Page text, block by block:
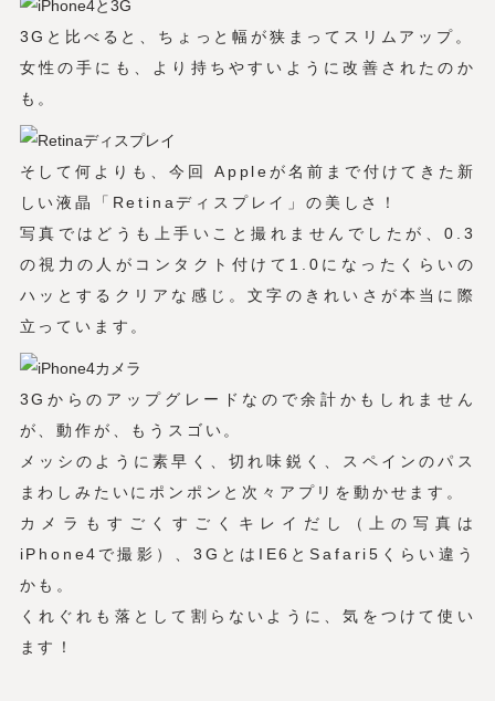
3Gと比べると、ちょっと幅が狭まってスリムアップ。
女性の手にも、より持ちやすいように改善されたのか
も。
そして何よりも、今回 Appleが名前まで付けてきた新
しい液晶「Retinaディスプレイ」の美しさ！
写真ではどうも上手いこと撮れませんでしたが、0.3
の視力の人がコンタクト付けて1.0になったくらいの
ハッとするクリアな感じ。文字のきれいさが本当に際
立っています。
3Gからのアップグレードなので余計かもしれません
が、動作が、もうスゴい。
メッシのように素早く、切れ味鋭く、スペインのパス
まわしみたいにポンポンと次々アプリを動かせます。
カメラもすごくすごくキレイだし（上の写真は
iPhone4で撮影）、3GとはIE6とSafari5くらい違う
かも。
くれぐれも落として割らないように、気をつけて使い
ます！